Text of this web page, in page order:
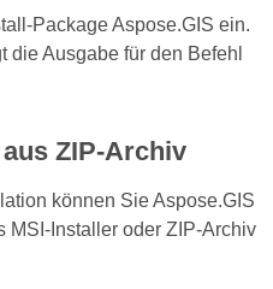
Package Aspose.GIS ein.
die Ausgabe für den Befehl
ZIP-Archiv
können Sie Aspose.GIS
MSI-Installer oder ZIP-Archiv